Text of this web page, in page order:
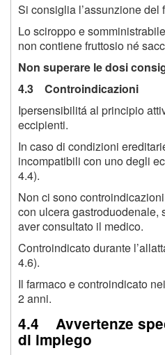
Si consiglia l’assunzione del
Lo sciroppo e
non contiene fruttosio né
Non superare le dosi
4.3 Controindicazioni
Ipersensibilitá al principio
eccipienti.
In caso di condizioni
incompatibili con uno degli
4.4).
Non ci sono
con ulcera gastroduodenale,
aver consultato il medico.
Controindicato durante
4.6).
Il farmaco e controindicato
2 anni.
4.4 Avvertenze
di impiego